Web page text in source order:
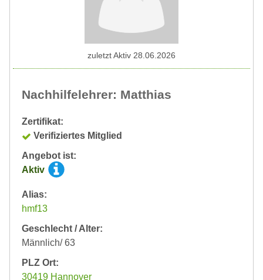
Nachhilfelehrer: Matthias
Zertifikat:
Verifiziertes Mitglied
Angebot ist:
Aktiv
Alias:
hmf13
Geschlecht / Alter:
Männlich/ 63
PLZ Ort:
30419 Hannover
zuletzt Aktiv 28.06.2026